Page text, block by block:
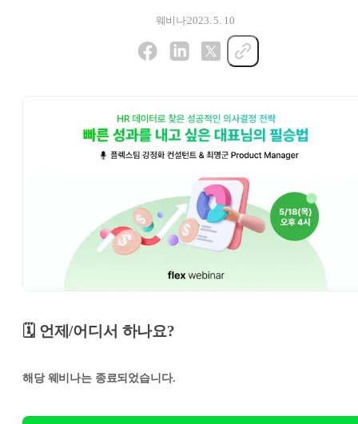
웨비나2023. 5. 10
🗓️ 언제/어디서 하나요?
해당 웨비나는 종료되었습니다.